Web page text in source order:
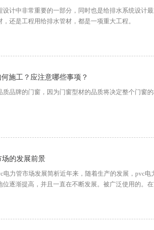
设计中非常重要的一部分，同时也是给排水系统设计
还是工程用给排水管材，都是一项重大工程。
施工？应注意哪些事项？
质品牌的门窗，因为门窗型材的品质将决定整个门窗
的发展前景
电力管市场发展简析近年来，随着生产的发展，pvc电
位逐渐提高，并且一直在不断发展。被广泛使用的。